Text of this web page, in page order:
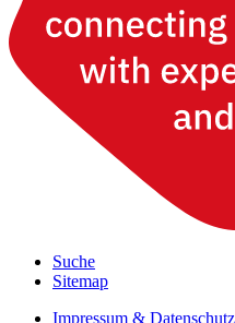
Impressum & Datenschutz
AGB
Wir sind auch auf: